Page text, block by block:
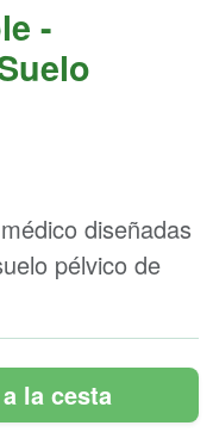
-
diseñadas
pélvico de
la cesta